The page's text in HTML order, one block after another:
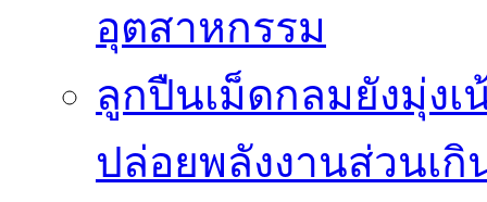
อุตสาหกรรม
ลูกปืนเม็ดกลมยังมุ่ง
ปล่อยพลังงานส่วนเกิ